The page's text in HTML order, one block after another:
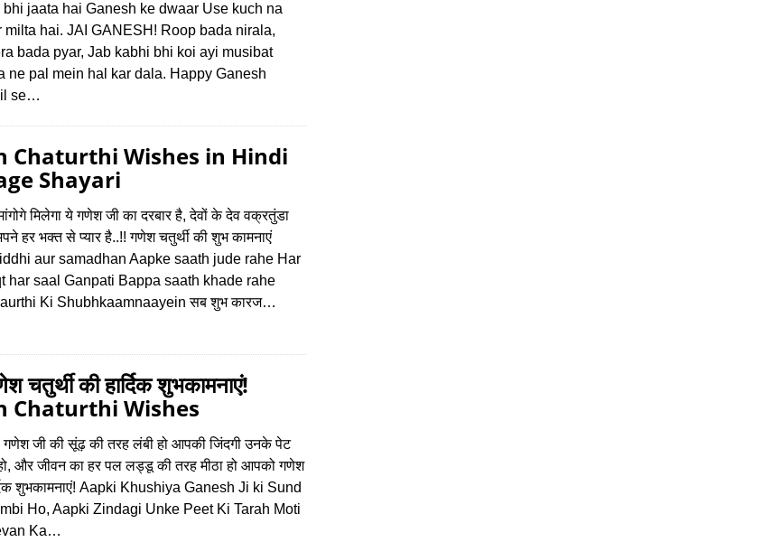
bhi jaata hai Ganesh ke dwaar Use kuch na
milta hai. JAI GANESH! Roop bada nirala,
bada pyar, Jab kabhi bhi koi ayi musibat
ne pal mein hal kar dala. Happy Ganesh
se…
Chaturthi Wishes in Hindi
Shayari
मिलेगा ये गणेश जी का दरबार है, देवों के देव वक्रतुंडा
हर भक्त से प्यार है..!! गणेश चतुर्थी की शुभ कामनाएं
aur samadhan Aapke saath jude rahe Har
har saal Ganpati Bappa saath khade rahe
Ki Shubhkaamnaayein सब शुभ कारज…
चतुर्थी की हार्दिक शुभकामनाएं!
Chaturthi Wishes
जी की सूंढ़ की तरह लंबी हो आपकी जिंदगी उनके पेट
और जीवन का हर पल लड्डू की तरह मीठा हो आपको गणेश
शुभकामनाएं! Aapki Khushiya Ganesh Ji ki Sund
Ho, Aapki Zindagi Unke Peet Ki Tarah Moti
Ka…